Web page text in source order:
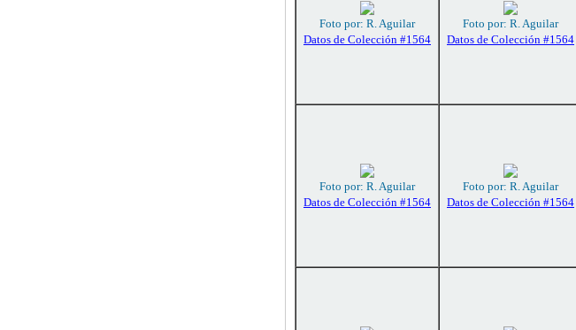
Foto por: R. Aguilar
Datos de Colección #1564
Foto por: R. Aguilar
Datos de Colección #1564
Foto por: R. Aguilar
Datos de Colección #1564
Foto por: R. Aguilar
Datos de Colección #1564